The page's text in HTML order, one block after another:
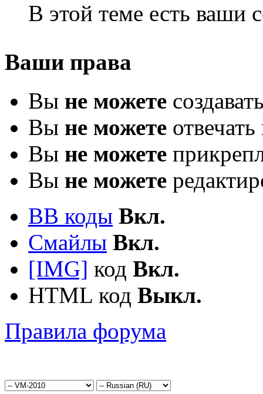
В этой теме есть ваши
Ваши права
Вы не можете
Вы не можете
Вы не можете
Вы не можете
BB коды Вкл.
Смайлы Вкл.
[IMG] код Вкл.
HTML код Выкл.
Правила форума